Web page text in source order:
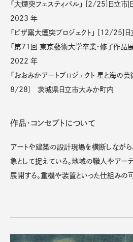
「大煙突フェスティバル」 [2/25]日立市
2023 年
「ピザ窯大煙突プロジェクト」 [12/25]
「第71回 東京藝術大学卒業・修了作
2022 年
「おおみかアートプロジェクト 星と海の
8/28] 茨城県日立市大みか町内
作品・コンセプトについて
アートや建築の設計現場を横断しなが
象として捉えている。地域の職人やアー
展開する。重機や装置といった仕組みの